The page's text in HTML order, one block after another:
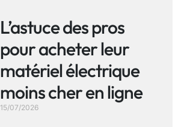
L’astuce des pros
pour acheter leur
matériel électrique
moins cher en ligne
15/07/2026